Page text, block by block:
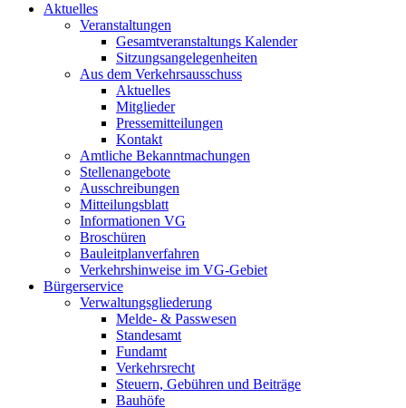
Aktuelles
Veranstaltungen
Gesamtveranstaltungs Kalender
Sitzungsangelegenheiten
Aus dem Verkehrsausschuss
Aktuelles
Mitglieder
Pressemitteilungen
Kontakt
Amtliche Bekanntmachungen
Stellenangebote
Ausschreibungen
Mitteilungsblatt
Informationen VG
Broschüren
Bauleitplanverfahren
Verkehrshinweise im VG-Gebiet
Bürgerservice
Verwaltungsgliederung
Melde- & Passwesen
Standesamt
Fundamt
Verkehrsrecht
Steuern, Gebühren und Beiträge
Bauhöfe